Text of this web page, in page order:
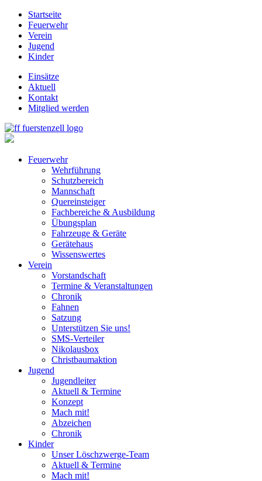
Startseite
Feuerwehr
Verein
Jugend
Kinder
Einsätze
Aktuell
Kontakt
Mitglied werden
Feuerwehr
Wehrführung
Schutzbereich
Mannschaft
Quereinsteiger
Fachbereiche & Ausbildung
Übungsplan
Fahrzeuge & Geräte
Gerätehaus
Wissenswertes
Verein
Vorstandschaft
Termine & Veranstaltungen
Chronik
Fahnen
Satzung
Unterstützen Sie uns!
SMS-Verteiler
Nikolausbox
Christbaumaktion
Jugend
Jugendleiter
Aktuell & Termine
Konzept
Mach mit!
Abzeichen
Chronik
Kinder
Unser Löschzwerge-Team
Aktuell & Termine
Mach mit!